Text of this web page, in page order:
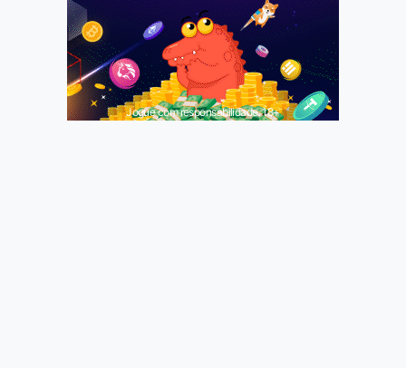
Jogue com responsabilidade. 18+